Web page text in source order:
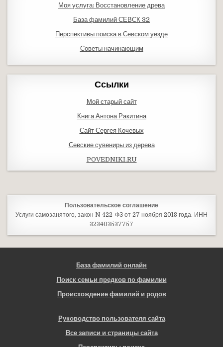
Моя услуга: Восстановление древа
База фамилий СЕВСК 32
Перспективы поиска в Севском уезде
Советы начинающим
Ссылки
Мой старый сайт
Книга Антона Ракитина
Сайт Сергея Кочевых
Севские сувениры из дерева
POVEDNIKI.RU
Пользовательское соглашение
Услуги самозанятого, закон N 422-ФЗ от 27 ноября 2018 года. ИНН
323403537757
База фамилий онлайн
Поиск семьи предков по фамилии
Происхождение фамилий и родов
Руководство пользователя сайта
Все записи и страницы сайта